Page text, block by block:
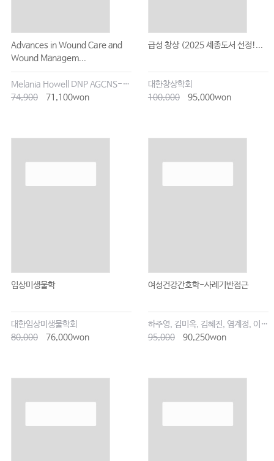
Advances in Wound Care and
Wound Managem...
Melania Howell DNP AGCNS-BC CWOCN DAPWCA
74,900
71,100won
급성 창상 (2025 세종도서 선정!...
대한창상학회
100,000
95,000won
임상미생물학
대한임상미생물학회
80,000
76,000won
여성건강간호학-사례기반접근
하주영, 김미옥, 김혜진, 염계정, 이상화, 이은숙, 이은영, 최소영 외
95,000
90,250won